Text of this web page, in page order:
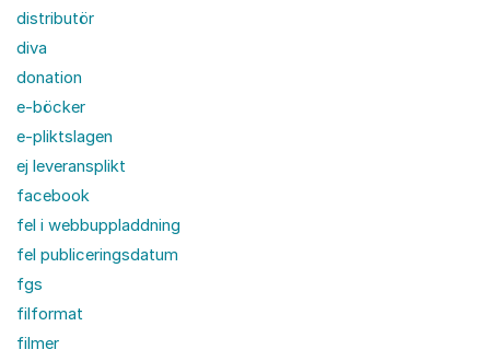
distributör
diva
donation
e-böcker
e-pliktslagen
ej leveransplikt
facebook
fel i webbuppladdning
fel publiceringsdatum
fgs
filformat
filmer